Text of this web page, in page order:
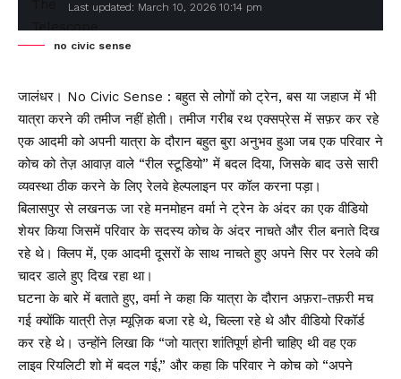
Last updated: March 10, 2026 10:14 pm
no civic sense
जालंधर। No Civic Sense : बहुत से लोगों को ट्रेन, बस या जहाज में भी
यात्रा करने की तमीज नहीं होती। तमीज गरीब रथ एक्सप्रेस में सफ़र कर रहे
एक आदमी को अपनी यात्रा के दौरान बहुत बुरा अनुभव हुआ जब एक परिवार ने
कोच को तेज़ आवाज़ वाले “रील स्टूडियो” में बदल दिया, जिसके बाद उसे सारी
व्यवस्था ठीक करने के लिए रेलवे हेल्पलाइन पर कॉल करना पड़ा।
बिलासपुर से लखनऊ जा रहे मनमोहन वर्मा ने ट्रेन के अंदर का एक वीडियो
शेयर किया जिसमें परिवार के सदस्य कोच के अंदर नाचते और रील बनाते दिख
रहे थे। क्लिप में, एक आदमी दूसरों के साथ नाचते हुए अपने सिर पर रेलवे की
चादर डाले हुए दिख रहा था।
घटना के बारे में बताते हुए, वर्मा ने कहा कि यात्रा के दौरान अफ़रा-तफ़री मच
गई क्योंकि यात्री तेज़ म्यूज़िक बजा रहे थे, चिल्ला रहे थे और वीडियो रिकॉर्ड
कर रहे थे। उन्होंने लिखा कि “जो यात्रा शांतिपूर्ण होनी चाहिए थी वह एक
लाइव रियलिटी शो में बदल गई,” और कहा कि परिवार ने कोच को “अपने